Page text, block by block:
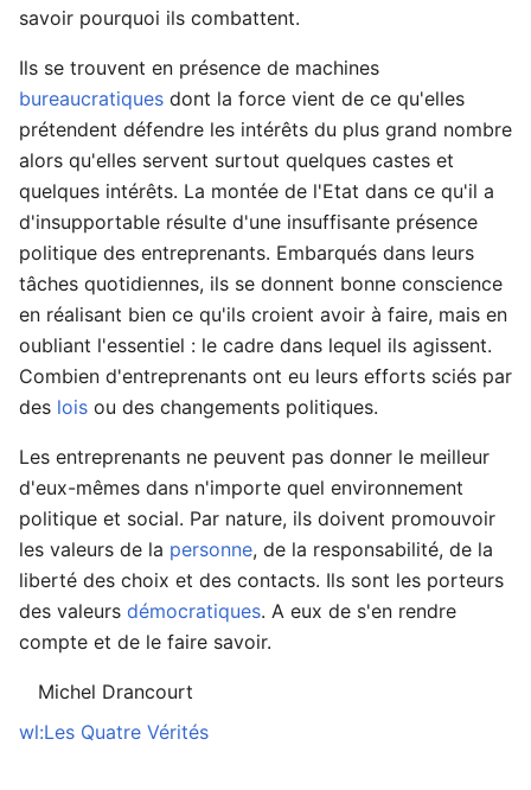
savoir pourquoi ils combattent.
Ils se trouvent en présence de machines
bureaucratiques dont la force vient de ce qu'elles
prétendent défendre les intérêts du plus grand nombre
alors qu'elles servent surtout quelques castes et
quelques intérêts. La montée de l'Etat dans ce qu'il a
d'insupportable résulte d'une insuffisante présence
politique des entreprenants. Embarqués dans leurs
tâches quotidiennes, ils se donnent bonne conscience
en réalisant bien ce qu'ils croient avoir à faire, mais en
oubliant l'essentiel : le cadre dans lequel ils agissent.
Combien d'entreprenants ont eu leurs efforts sciés par
des lois ou des changements politiques.
Les entreprenants ne peuvent pas donner le meilleur
d'eux-mêmes dans n'importe quel environnement
politique et social. Par nature, ils doivent promouvoir
les valeurs de la personne, de la responsabilité, de la
liberté des choix et des contacts. Ils sont les porteurs
des valeurs démocratiques. A eux de s'en rendre
compte et de le faire savoir.
Michel Drancourt
wl:Les Quatre Vérités